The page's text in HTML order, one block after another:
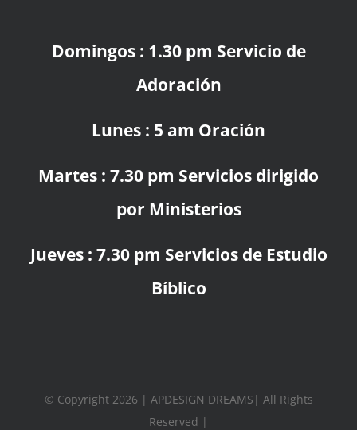
Domingos : 1.30 pm Servicio de
Adoración
Lunes : 5 am Oración
Martes : 7.30 pm Servicios dirigido
por Ministerios
Jueves : 7.30 pm Servicios de Estudio
Bíblico
© Copyright 2026 | APDESIGN DREAMS| All Rights
Reserved |